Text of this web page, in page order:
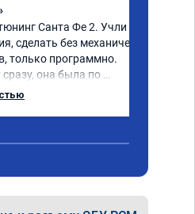
Санта Фе 2. Учли все
сделать без механических
только программно.
она была по
без изменений.